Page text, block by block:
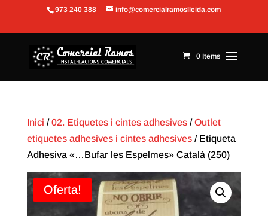
Obre la barra d'eines
973 240 388 info@comercialramoslleida.com
0 Items
Inici /02. Etiquetes i cintes adhesives/Outlet
etiquetes adhesives i cintes adhesives/ Etiqueta
Adhesiva «…Bufar les Espelmes» Català (250)
Oferta!